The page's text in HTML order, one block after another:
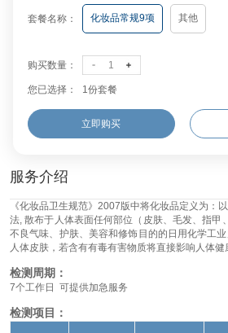
套餐名称： 化妆品常规9项 其他
检测项目：
购买数量：
您已选择： 1份套餐
立即购买
服务介绍
《化妆品卫生规范》2007版中将化妆品定义为：
法, 散布于人体表面任何部位（皮肤、毛发、指甲
不良气味、护肤、美容和修饰目的的日用化学工
人体皮肤，若含有有毒有害物质将直接影响人体健
检测周期：
7个工作日 可提供加急服务
检测项目：